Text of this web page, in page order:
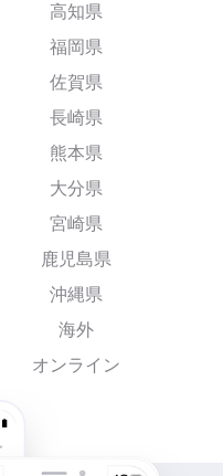
高知県
福岡県
佐賀県
長崎県
熊本県
大分県
宮崎県
鹿児島県
沖縄県
海外
オンライン